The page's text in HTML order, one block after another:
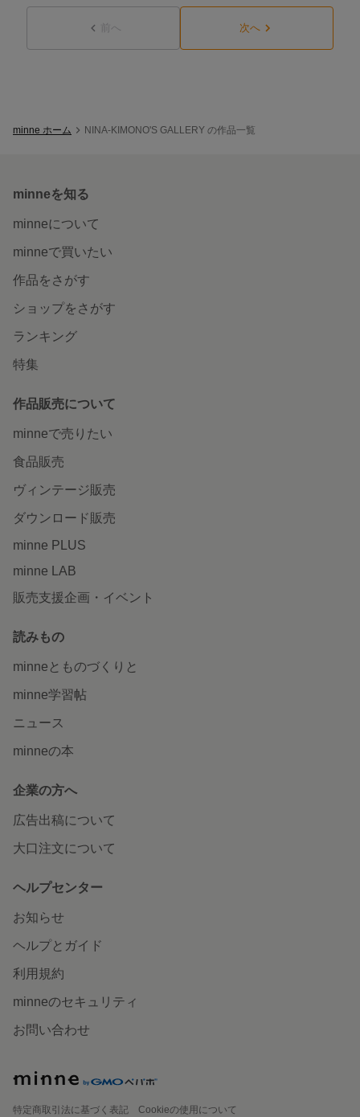
前へ 次へ
minne ホーム NINA-KIMONO'S GALLERY の作品一覧
minneを知る
minneについて
minneで買いたい
作品をさがす
ショップをさがす
ランキング
特集
作品販売について
minneで売りたい
食品販売
ヴィンテージ販売
ダウンロード販売
minne PLUS
minne LAB
販売支援企画・イベント
読みもの
minneとものづくりと
minne学習帖
ニュース
minneの本
企業の方へ
広告出稿について
大口注文について
ヘルプセンター
お知らせ
ヘルプとガイド
利用規約
minneのセキュリティ
お問い合わせ
特定商取引法に基づく表記
Cookieの使用について